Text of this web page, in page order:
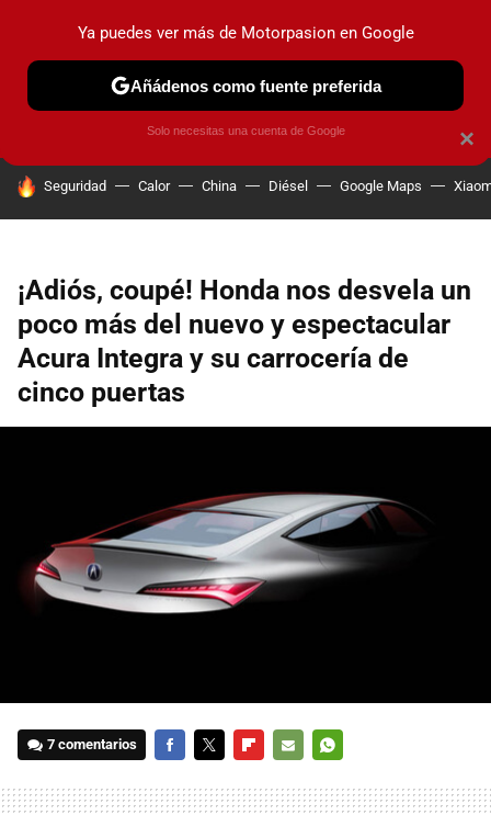
PRUEBAS COCHES ELÉCTRICOS OBSERVATORIO
HOY SE HABLA DE
Seguridad Calor China Diésel Google Maps
¡Adiós, coupé! Honda nos desvela un
poco más del nuevo y espectacular
Acura Integra y su carrocería de
cinco puertas
7 comentarios
MAIL
×
Ya puedes ver más de Motorpasion en Google
Añádenos como fuente preferida
Solo necesitas una cuenta de Google